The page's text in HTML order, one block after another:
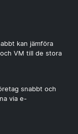
kan jämföra
VM till de stora
snabbt och
via e-